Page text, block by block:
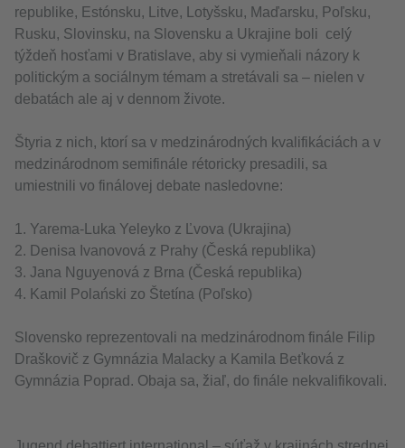
republike, Estónsku, Litve, Lotyšsku, Maďarsku, Poľsku,
Rusku, Slovinsku, na Slovensku a Ukrajine boli celý
týždeň hosťami v Bratislave, aby si vymieňali názory k
politickým a sociálnym témam a stretávali sa – nielen v
debatách ale aj v dennom živote.
Štyria z nich, ktorí sa v medzinárodných kvalifikáciách a v
medzinárodnom semifinále rétoricky presadili, sa
umiestnili vo finálovej debate nasledovne:
1. Yarema-Luka Yeleyko z Ľvova (Ukrajina)
2. Denisa Ivanovová z Prahy (Česká republika)
3. Jana Nguyenová z Brna (Česká republika)
4. Kamil Polański zo Štetína (Poľsko)
Slovensko reprezentovali na medzinárodnom finále Filip
Draškovič z Gymnázia Malacky a Kamila Beťková z
Gymnázia Poprad. Obaja sa, žiaľ, do finále nekvalifikovali.